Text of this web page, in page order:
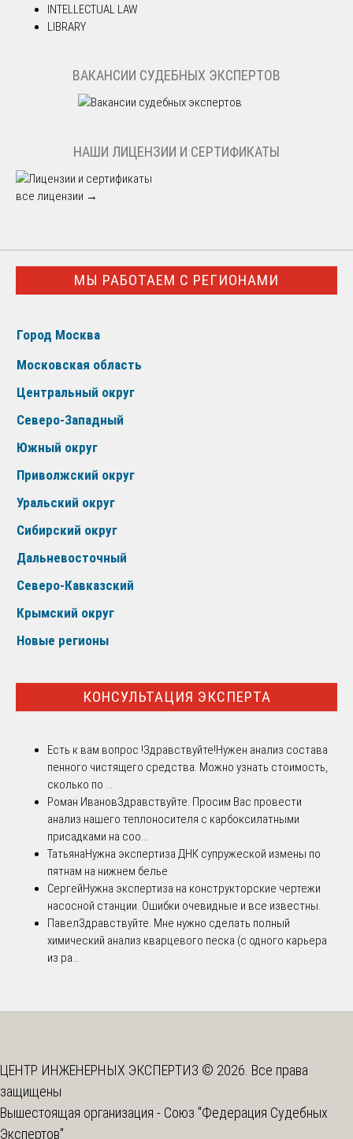
INTELLECTUAL LAW
LIBRARY
ВАКАНСИИ СУДЕБНЫХ ЭКСПЕРТОВ
НАШИ ЛИЦЕНЗИИ И СЕРТИФИКАТЫ
все лицензии →
МЫ РАБОТАЕМ С РЕГИОНАМИ
Город Москва
Московская область
Центральный округ
Северо-Западный
Южный округ
Приволжский округ
Уральский округ
Сибирский округ
Дальневосточный
Северо-Кавказский
Крымский округ
Новые регионы
КОНСУЛЬТАЦИЯ ЭКСПЕРТА
Есть к вам вопрос !Здравствуйте!Нужен анализ состава
пенного чистящего средства. Можно узнать стоимость,
сколько по ...
Роман ИвановЗдравствуйте. Просим Вас провести
анализ нашего теплоносителя с карбоксилатными
присадками на соо...
ТатьянаНужна экспертиза ДНК супружеской измены по
пятнам на нижнем белье
СергейНужна экспертиза на конструкторские чертежи
насосной станции. Ошибки очевидные и все известны.
ПавелЗдравствуйте. Мне нужно сделать полный
химический анализ кварцевого песка (с одного карьера
из ра...
ЦЕНТР ИНЖЕНЕРНЫХ ЭКСПЕРТИЗ © 2026. Все права
защищены
Вышестоящая организация - Союз "Федерация Судебных
Экспертов"